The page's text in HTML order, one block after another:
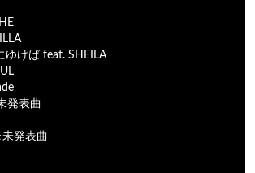
ゆけば feat. SHEILA
発表曲
発表曲